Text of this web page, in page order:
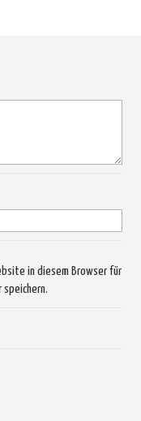
in diesem Browser für
speichern.